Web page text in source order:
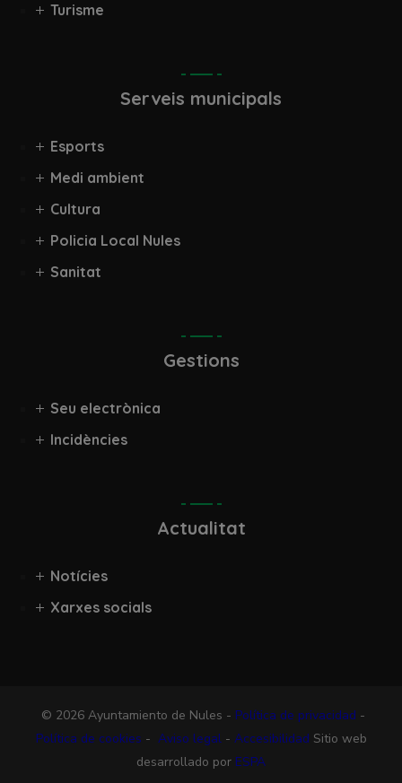
Turisme
Serveis municipals
Esports
Medi ambient
Cultura
Policia Local Nules
Sanitat
Gestions
Seu electrònica
Incidències
Actualitat
Notícies
Xarxes socials
© 2026 Ayuntamiento de Nules - Política de privacidad -
Política de cookies - Aviso legal- Accesibilidad Sitio web
desarrollado por ESPA